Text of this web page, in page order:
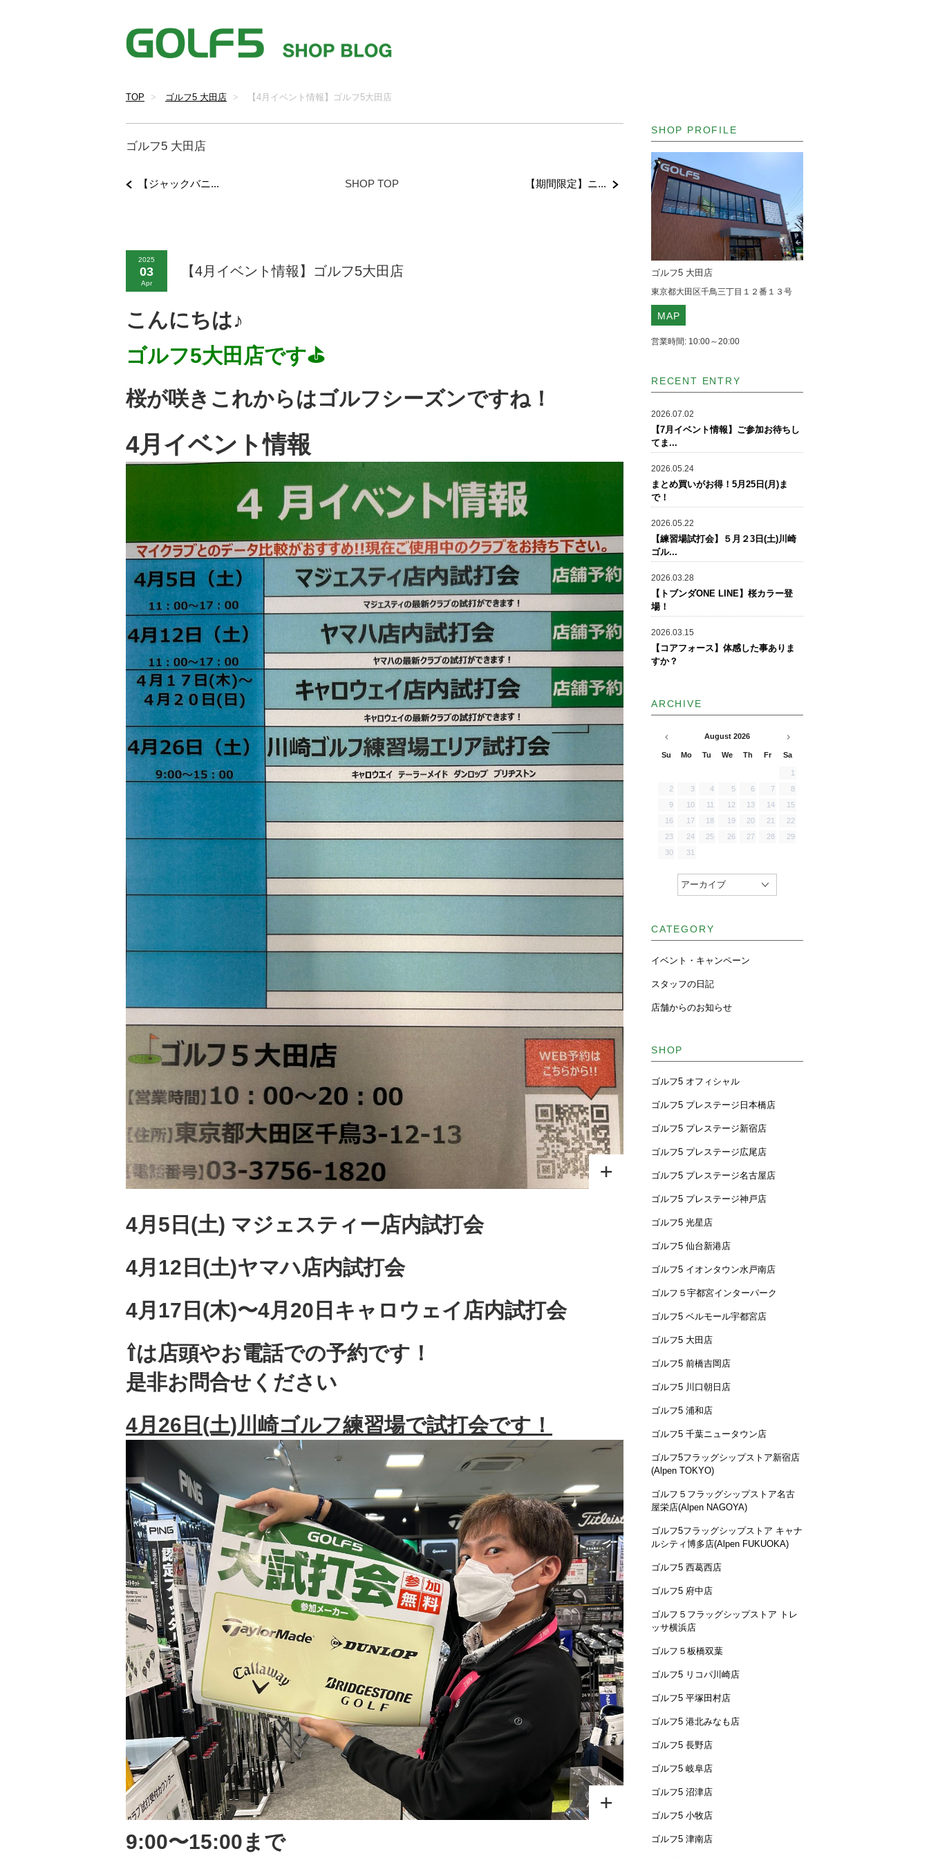
TOP ゴルフ5 大田店 【4月イベント情報】ゴルフ5大田店
ゴルフ5 大田店
【ジャックバニ... SHOP TOP 【期間限定】ニ...
2025
03
Apr
【4月イベント情報】ゴルフ5大田店
こんにちは♪
ゴルフ5大田店です⛳️
桜が咲きこれからはゴルフシーズンですね！
4月イベント情報
4月5日(土) マジェスティー店内試打会
4月12日(土)ヤマハ店内試打会
4月17日(木)〜4月20日キャロウェイ店内試打会
⇧は店頭やお電話での予約です！
是非お問合せください
4月26日(土)川崎ゴルフ練習場で試打会です！
9:00〜15:00まで
SHOP PROFILE
ゴルフ5 大田店
東京都大田区千鳥三丁目１２番１３号
MAP
営業時間: 10:00～20:00
RECENT ENTRY
2026.07.02
【7月イベント情報】ご参加お待ちし
てま...
2026.05.24
まとめ買いがお得！5月25日(月)ま
で！
2026.05.22
【練習場試打会】５月２3日(土)川崎
ゴル...
2026.03.28
【トブンダONE LINE】桜カラー登
場！
2026.03.15
【コアフォース】体感した事ありま
すか？
ARCHIVE
August 2026
Su Mo Tu We Th Fr Sa
1
2
3 4 5 6 7
8
9
10 11 12 13 14
15
16
17 18 19 20 21
22
23
24 25 26 27 28
29
30
31
アーカイブ
CATEGORY
イベント・キャンペーン
スタッフの日記
店舗からのお知らせ
SHOP
ゴルフ5 オフィシャル
ゴルフ5 プレステージ日本橋店
ゴルフ5 プレステージ新宿店
ゴルフ5 プレステージ広尾店
ゴルフ5 プレステージ名古屋店
ゴルフ5 プレステージ神戸店
ゴルフ5 光星店
ゴルフ5 仙台新港店
ゴルフ5 イオンタウン水戸南店
ゴルフ５宇都宮インターパーク
ゴルフ5 ベルモール宇都宮店
ゴルフ5 大田店
ゴルフ5 前橋吉岡店
ゴルフ5 川口朝日店
ゴルフ5 浦和店
ゴルフ5 千葉ニュータウン店
ゴルフ5フラッグシップストア新宿店
(Alpen TOKYO)
ゴルフ５フラッグシップストア名古
屋栄店(Alpen NAGOYA)
ゴルフ5フラッグシップストア キャナ
ルシティ博多店(Alpen FUKUOKA)
ゴルフ5 西葛西店
ゴルフ5 府中店
ゴルフ５フラッグシップストア トレ
ッサ横浜店
ゴルフ５板橋双葉
ゴルフ5 リコパ川崎店
ゴルフ5 平塚田村店
ゴルフ5 港北みなも店
ゴルフ5 長野店
ゴルフ5 岐阜店
ゴルフ5 沼津店
ゴルフ5 小牧店
ゴルフ5 津南店